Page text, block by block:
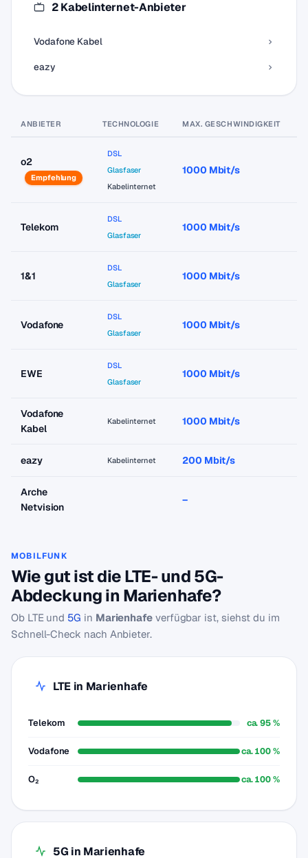
2 Kabelinternet-Anbieter
Vodafone Kabel
eazy
ANBIETER TECHNOLOGIE MAX. GESCHWINDIGKEIT
o2
Empfehlung
DSL
Glasfaser
Kabelinternet
1000 Mbit/s
Telekom
DSL
Glasfaser
1000 Mbit/s
1&1
DSL
Glasfaser
1000 Mbit/s
Vodafone
DSL
Glasfaser
1000 Mbit/s
EWE
DSL
Glasfaser
1000 Mbit/s
Vodafone
Kabel
Kabelinternet 1000 Mbit/s
eazy Kabelinternet 200 Mbit/s
Arche
Netvision
–
MOBILFUNK
Wie gut ist die LTE- und 5G-
Abdeckung in Marienhafe?
Ob LTE und 5G in Marienhafe verfügbar ist, siehst du im
Schnell-Check nach Anbieter.
LTE in Marienhafe
Telekom ca. 95 %
Vodafone ca. 100 %
O₂ ca. 100 %
5G in Marienhafe